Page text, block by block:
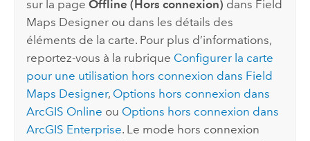
sur la pageOffline (Hors connexion) dans Field
Maps Designer ou dans les détails des
éléments de la carte. Pour plus d’informations,
reportez-vous à la rubrique Configurer la carte
pour une utilisation hors connexion dans Field
Maps Designer, Options hors connexion dans
ArcGIS Online ou Options hors connexion dans
ArcGIS Enterprise. Le mode hors connexion